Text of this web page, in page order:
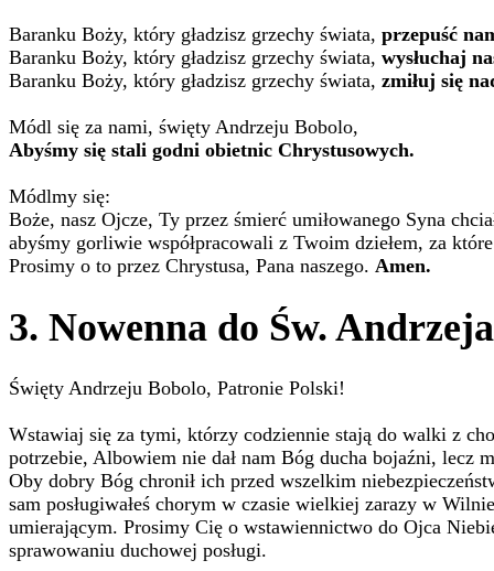
Baranku Boży, który gładzisz grzechy świata, przepuść
Baranku Boży, który gładzisz grzechy świata, wysłuchaj
Baranku Boży, który gładzisz grzechy świata, zmiłuj się
Módl się za nami, święty Andrzeju Bobolo,
Abyśmy się stali godni obietnic Chrystusowych.
Módlmy się:
Boże, nasz Ojcze, Ty przez śmierć umiłowanego Syna
abyśmy gorliwie współpracowali z Twoim dziełem, za
Prosimy o to przez Chrystusa, Pana naszego. Amen.
3. Nowenna do Św.
Święty Andrzeju Bobolo, Patronie Polski!
Wstawiaj się za tymi, którzy codziennie stają do walki z
potrzebie, Albowiem nie dał nam Bóg ducha bojaźni, lecz
Oby dobry Bóg chronił ich przed wszelkim
sam posługiwałeś chorym w czasie wielkiej zarazy w
umierającym. Prosimy Cię o wstawiennictwo do Ojca
sprawowaniu duchowej posługi.